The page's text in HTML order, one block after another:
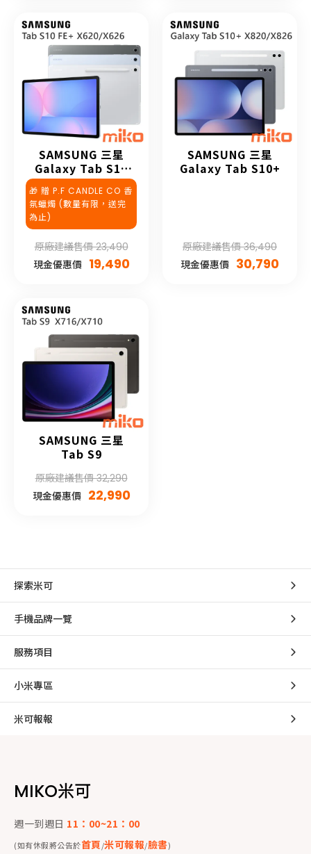
SAMSUNG 三星
Galaxy Tab S10
FE+
🎁 贈 P.F CANDLE CO 香
氛蠟燭 (數量有限，送完
為止)
原廠建議售價 23,490
現金優惠價 19,490
SAMSUNG 三星
Galaxy Tab S10+
原廠建議售價 36,490
現金優惠價 30,790
SAMSUNG 三星
Tab S9
原廠建議售價 32,290
現金優惠價 22,990
探索米可
手機品牌一覽
服務項目
小米專區
米可報報
MIKO米可
週一到週日 11：00~21：00
(如有休假將公告於首頁/米可報報/臉書)